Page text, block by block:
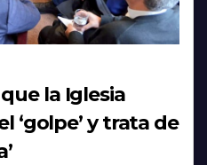
la Iglesia
‘golpe’ y trata de